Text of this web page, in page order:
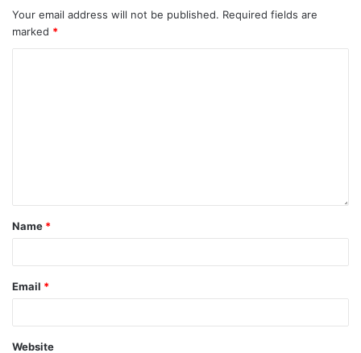
Your email address will not be published. Required fields are
marked *
Name *
Email *
Website